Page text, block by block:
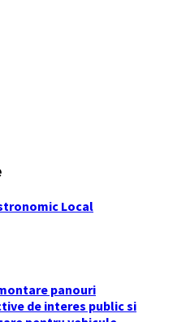
Local
panouri
de interes public si